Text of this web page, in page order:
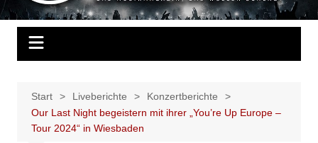
Start Liveberichte
Konzertberichte
Our Last Night begeistern mit ihrer „You’re Up Europe –
Tour 2024“ in Wiesbaden